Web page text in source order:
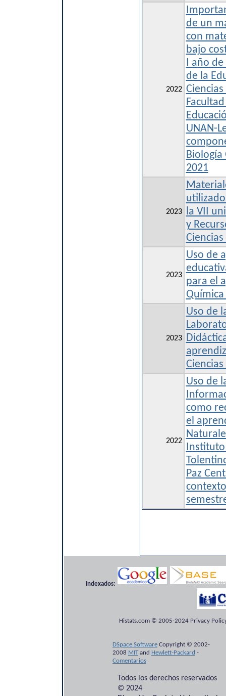
2022
de un
con
bajo
I año de
de la
UNAN-
Biología
2021
2023 la VII
y
2023
Uso de
para el
2023
Uso de
2022
Uso de
como
el
Instituto
Paz
Indexados:
Histats.com © 2005-2024 Privacy
DSpace Software Copyright © 2002-
2008 MITand Hewlett-Packard -
Comentarios
Todos los derechos reservados
© 2024